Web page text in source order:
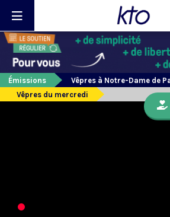
Émissions
Vêpres à Notre-Dame de
Vêpres du mercredi